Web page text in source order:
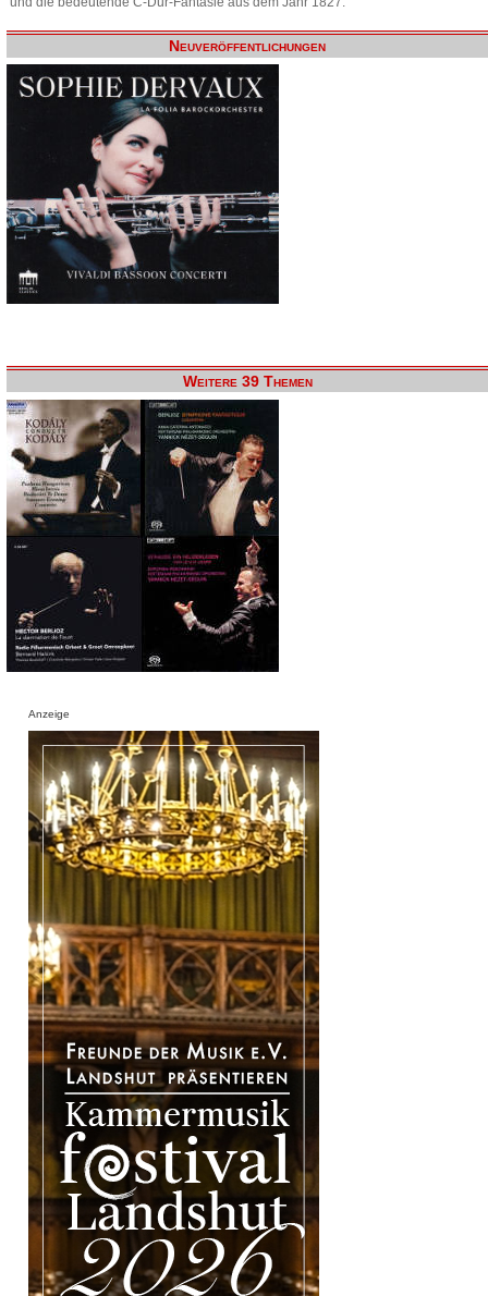
Neuveröffentlichungen
Weitere 39 Themen
Anzeige